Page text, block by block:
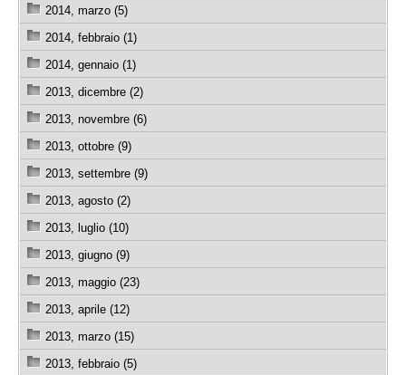
2014, marzo (5)
2014, febbraio (1)
2014, gennaio (1)
2013, dicembre (2)
2013, novembre (6)
2013, ottobre (9)
2013, settembre (9)
2013, agosto (2)
2013, luglio (10)
2013, giugno (9)
2013, maggio (23)
2013, aprile (12)
2013, marzo (15)
2013, febbraio (5)